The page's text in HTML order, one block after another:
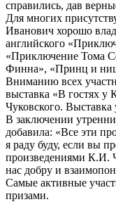
справились, дав
Для многих
Иванович хорошо
английского
«Приключение Тома
Финна», «Принц и
Вниманию всех
выставка «В гостях у
Чуковского. Выставка
В заключении
добавила: «Все эти
я раду буду, если вы
произведениями К.И.
нас добру и
Самые активные
призами.